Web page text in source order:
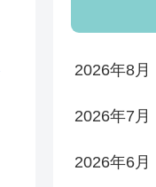
2026年8月
2026年7月
2026年6月